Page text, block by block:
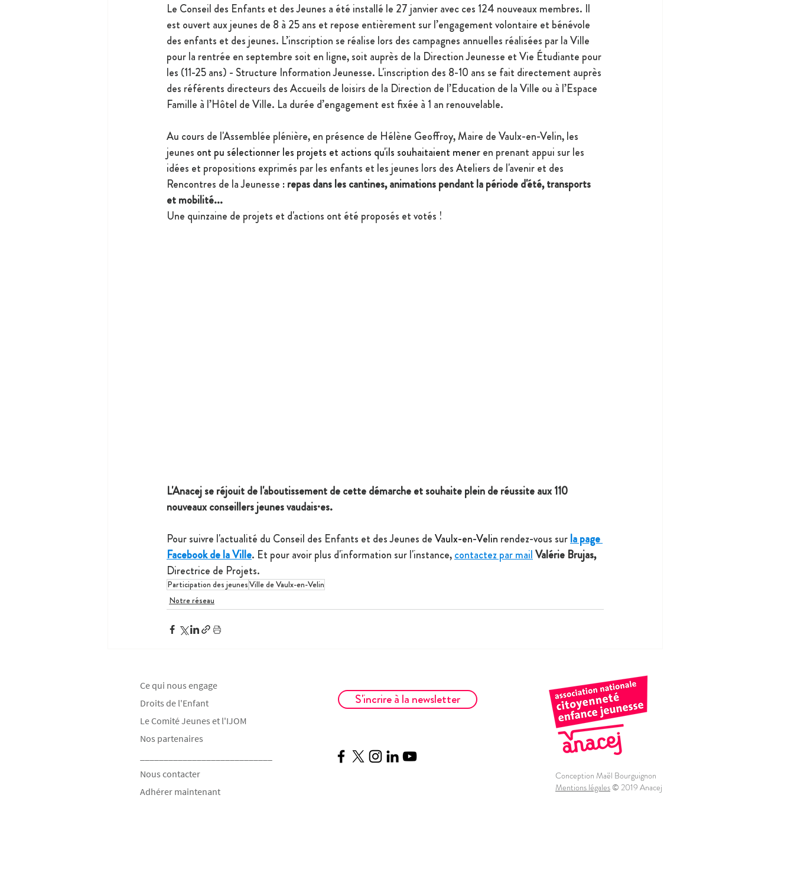
Le Conseil des Enfants et des Jeunes a été installé le 27 janvier avec ces 124 nouveaux membres. Il
est ouvert aux jeunes de 8 à 25 ans et repose entièrement sur l’engagement volontaire et bénévole
des enfants et des jeunes. L’inscription se réalise lors des campagnes annuelles réalisées par la Ville
pour la rentrée en septembre soit en ligne, soit auprès de la Direction Jeunesse et Vie Étudiante pour
les (11-25 ans) - Structure Information Jeunesse. L'inscription des 8-10 ans se fait directement auprès
des référents directeurs des Accueils de loisirs de la Direction de l’Education de la Ville ou à l’Espace
Famille à l’Hôtel de Ville. La durée d’engagement est fixée à 1 an renouvelable.
Au cours de l'Assemblée plénière, en présence de Hélène Geoffroy, Maire de Vaulx-en-Velin, les
jeunes ont pu sélectionner les projets et actions qu'ils souhaitaient mener en prenant appui sur les
idées et propositions exprimés par les enfants et les jeunes lors des Ateliers de l'avenir et des
Rencontres de la Jeunesse : repas dans les cantines, animations pendant la période d'été, transports
et mobilité...
Une quinzaine de projets et d'actions ont été proposés et votés !
L'Anacej se réjouit de l'aboutissement de cette démarche et souhaite plein de réussite aux 110
nouveaux conseillers jeunes vaudais·es.
Pour suivre l'actualité du Conseil des Enfants et des Jeunes de Vaulx-en-Velin rendez-vous sur la page
Facebook de la Ville. Et pour avoir plus d'information sur l'instance, contactez par mailValérie Brujas,
Directrice de Projets.
Participation des jeunesVille de Vaulx-en-Velin
Notre réseau
Ce qui nous engage
Droits de l'Enfant
Le Comité Jeunes et l'IJOM
Nos partenaires
Nous contacter
Adhérer maintenant
S'incrire à la newsletter
Conception Maël Bourguignon
Mentions légales© 2019 Anacej